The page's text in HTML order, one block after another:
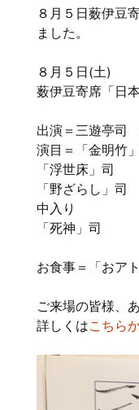
８月５日薮伊豆
ました。
８月５日(土)
薮伊豆寄席「日
出演＝三遊亭司
演目＝「金明竹
「浮世床」司
「野ざらし」司
中入り
「死神」司
お食事＝「おア
ご来場の皆様、
詳しくはこちら